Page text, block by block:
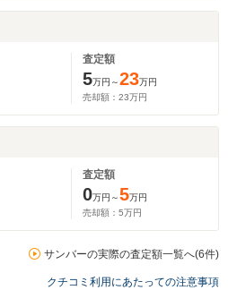
査定額
5万円～23万円
売却額： 23万円
査定額
0万円～5万円
売却額： 5万円
サンバーの実際の査定額一覧へ(6件)
クチコミ利用にあたっての注意事項